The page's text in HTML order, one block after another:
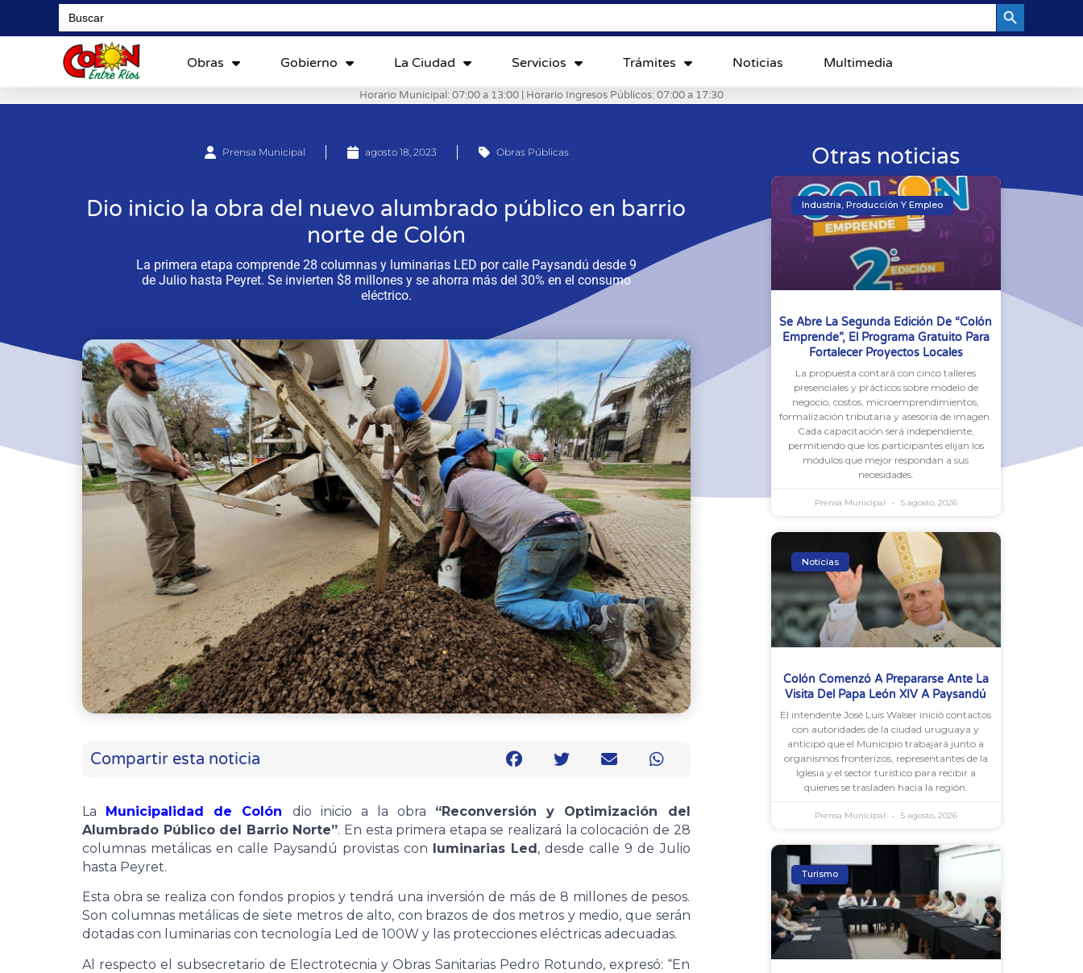
Search
for:
Obras Gobierno La Ciudad Servicios Trámites Noticias Multimedia
Horario Municipal: 07:00 a 13:00 | Horario Ingresos Públicos: 07:00 a 17:30
Prensa Municipal agosto 18, 2023 Obras Públicas
Dio inicio la obra del nuevo alumbrado público en barrio
norte de Colón
La primera etapa comprende 28 columnas y luminarias LED por calle Paysandú desde 9
de Julio hasta Peyret. Se invierten $8 millones y se ahorra más del 30% en el consumo
eléctrico.
Compartir esta noticia
La Municipalidad de Colón dio inicio a la obra “Reconversión y Optimización del
Alumbrado Público del Barrio Norte”. En esta primera etapa se realizará la colocación de 28
columnas metálicas en calle Paysandú provistas con luminarias Led, desde calle 9 de Julio
hasta Peyret.
Esta obra se realiza con fondos propios y tendrá una inversión de más de 8 millones de pesos.
Son columnas metálicas de siete metros de alto, con brazos de dos metros y medio, que serán
dotadas con luminarias con tecnología Led de 100W y las protecciones eléctricas adecuadas.
Al respecto el subsecretario de Electrotecnia y Obras Sanitarias Pedro Rotundo, expresó: “En
Otras noticias
Industria, Producción Y Empleo
Se Abre La Segunda Edición De “Colón
Emprende”, El Programa Gratuito Para
Fortalecer Proyectos Locales
La propuesta contará con cinco talleres
presenciales y prácticos sobre modelo de
negocio, costos, microemprendimientos,
formalización tributaria y asesoría de imagen.
Cada capacitación será independiente,
permitiendo que los participantes elijan los
módulos que mejor respondan a sus
necesidades.
Prensa Municipal 5 agosto, 2026
Noticias
Colón Comenzó A Prepararse Ante La
Visita Del Papa León XIV A Paysandú
El intendente José Luis Walser inició contactos
con autoridades de la ciudad uruguaya y
anticipó que el Municipio trabajará junto a
organismos fronterizos, representantes de la
Iglesia y el sector turístico para recibir a
quienes se trasladen hacia la región.
Prensa Municipal 5 agosto, 2026
Turismo